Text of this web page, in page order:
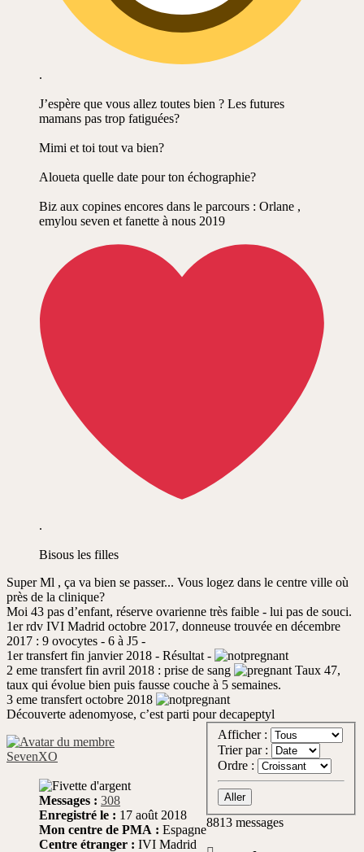
.
J’espère que vous allez toutes bien ? Les futures
mamans pas trop fatiguées?
Mimi et toi tout va bien?
Aloueta quelle date pour ton échographie?
Biz aux copines encores dans le parcours : Orlane ,
emylou seven et fanette à nous 2019
.
Bisous les filles
Super Ml , ça va bien se passer... Vous logez dans le centre ville où
près de la clinique?
Moi 43 pas d’enfant, réserve ovarienne très faible - lui pas de souci.
1er rdv IVI Madrid octobre 2017, donneuse trouvée en décembre
2017 : 9 ovocytes - 6 à J5 -
1er transfert fin janvier 2018 - Résultat -
2 eme transfert fin avril 2018 : prise de sang
Taux 47,
taux qui évolue bien puis fausse couche à 5 semaines.
3 eme transfert octobre 2018
Découverte adenomyose, c’est parti pour decapeptyl
SevenXO
Messages : 308
Enregistré le : 17 août 2018
Mon centre de PMA : Espagne
Centre étranger : IVI Madrid
Afficher :
Trier par :
Ordre :
8813 messages